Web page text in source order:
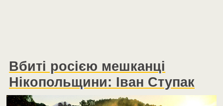
Вбиті росією мешканці
Нікопольщини: Іван Ступак